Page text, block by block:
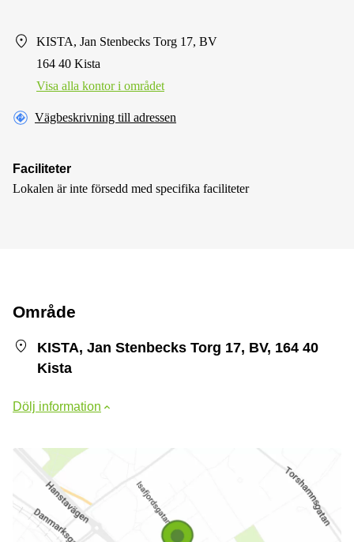
KISTA, Jan Stenbecks Torg 17, BV
164 40 Kista
Visa alla kontor i området
Vägbeskrivning till adressen
Faciliteter
Lokalen är inte försedd med specifika faciliteter
Område
KISTA, Jan Stenbecks Torg 17, BV, 164 40
Kista
Dölj information